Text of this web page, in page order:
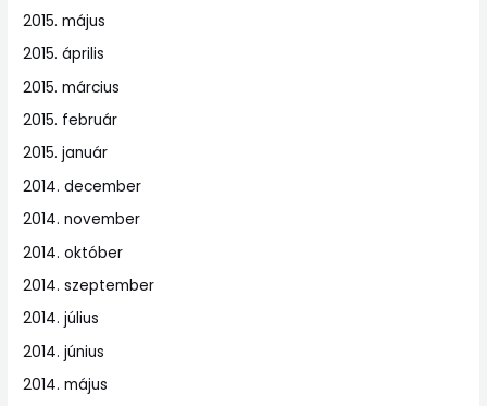
2015. május
2015. április
2015. március
2015. február
2015. január
2014. december
2014. november
2014. október
2014. szeptember
2014. július
2014. június
2014. május